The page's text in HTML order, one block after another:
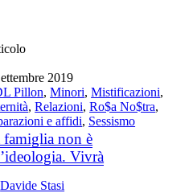
2019
Pillon,Minori,Mistificazioni,
,Relazioni,Ro$a No$tra,
e affidi, Sessismo
famiglia non è
Vivrà
Davide Stasi